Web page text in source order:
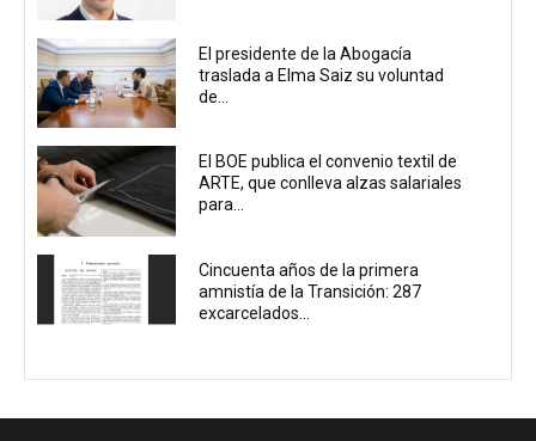
El presidente de la Abogacía
traslada a Elma Saiz su voluntad
de...
El BOE publica el convenio textil de
ARTE, que conlleva alzas salariales
para...
Cincuenta años de la primera
amnistía de la Transición: 287
excarcelados...